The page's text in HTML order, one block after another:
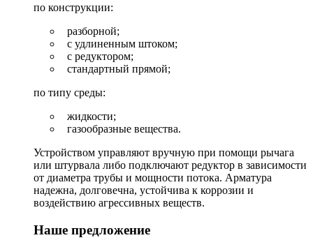
по конструкции:
разборной;
с удлиненным штоком;
с редуктором;
стандартный прямой;
по типу среды:
жидкости;
газообразные вещества.
Устройством управляют вручную при помощи рычага
или штурвала либо подключают редуктор в зависимости
от диаметра трубы и мощности потока. Арматура
надежна, долговечна, устойчива к коррозии и
воздействию агрессивных веществ.
Наше предложение